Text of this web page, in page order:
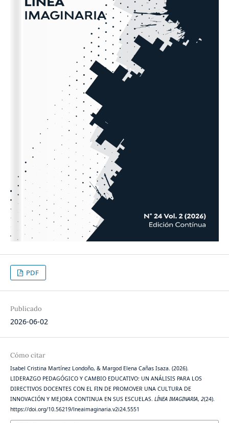
PDF
Publicado
2026-06-02
Cómo citar
Isabel Cristina Martínez Londoño, & Margod Elena Cañas Isaza. (2026).
LIDERAZGO PEDAGÓGICO Y CAMBIO EDUCATIVO: UN ANÁLISIS PARA LOS
DIRECTIVOS DOCENTES CON EL FIN DE PROMOVER UNA CULTURA DE
INNOVACIÓN Y MEJORA CONTINUA EN SUS ESCUELAS. LÍNEA IMAGINARIA, 2(24).
https://doi.org/10.56219/lneaimaginaria.v2i24.5551